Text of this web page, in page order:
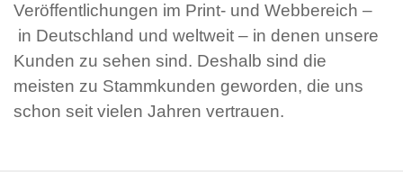
Veröffentlichungen im Print- und Webbereich –
in Deutschland und weltweit – in denen unsere
Kunden zu sehen sind. Deshalb sind die
meisten zu Stammkunden geworden, die uns
schon seit vielen Jahren vertrauen.